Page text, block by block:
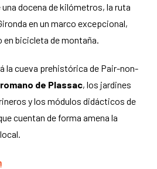
docena de kilómetros, la ruta
en un marco excepcional,
en bicicleta de montaña.
la cueva prehistórica de Pair-non-
de Plassac, los jardines
y los módulos didácticos de
cuentan de forma amena la